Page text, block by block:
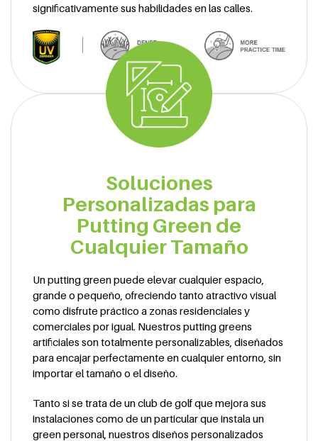
significativamente sus habilidades en las calles.
Soluciones
Personalizadas para
Putting Green de
Cualquier Tamaño
Un putting green puede elevar cualquier espacio,
grande o pequeño, ofreciendo tanto atractivo visual
como disfrute práctico a zonas residenciales y
comerciales por igual. Nuestros putting greens
artificiales son totalmente personalizables, diseñados
para encajar perfectamente en cualquier entorno, sin
importar el tamaño o el diseño.
Tanto si se trata de un club de golf que mejora sus
instalaciones como de un particular que instala un
green personal, nuestros diseños personalizados